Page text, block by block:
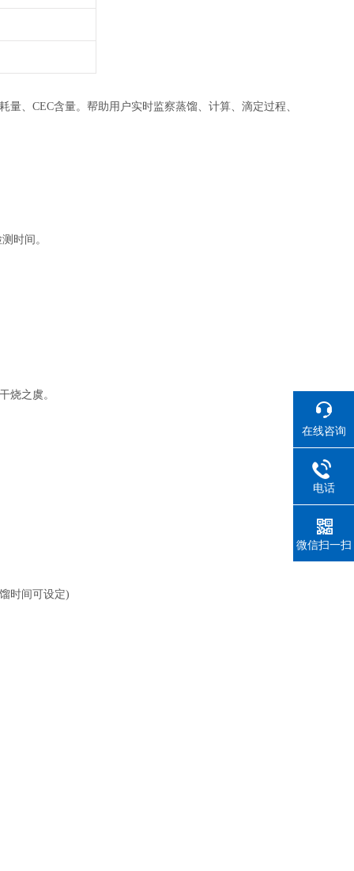
CEC含量。帮助用户实时监察蒸馏、计算、滴定过程、
时间。
之虞。
时间可设定)
在线咨询
电话
微信扫一扫